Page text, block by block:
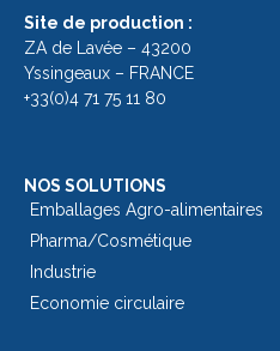
Site de production :
ZA de Lavée – 43200
Yssingeaux – FRANCE
+33(0)4 71 75 11 80
NOS SOLUTIONS
Emballages Agro-alimentaires
Pharma/Cosmétique
Industrie
Economie circulaire